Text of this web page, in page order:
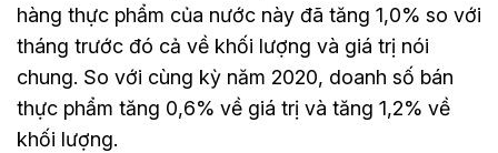
hàng thực phẩm của nước này đã tăng 1,0% so với
tháng trước đó cả về khối lượng và giá trị nói
chung. So với cùng kỳ năm 2020, doanh số bán
thực phẩm tăng 0,6% về giá trị và tăng 1,2% về
khối lượng.